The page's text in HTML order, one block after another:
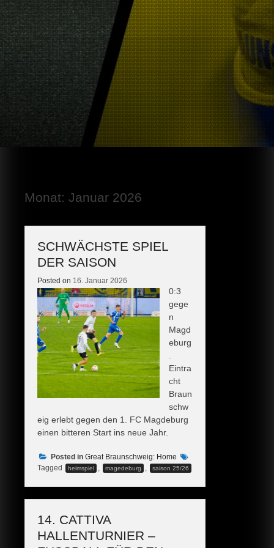
Monat: Januar 2026
SCHWÄCHSTE SPIEL
DER SAISON
Posted on 16. Januar 2026
0:3
gege
n
Magd
eburg
Eintra
cht
Braun
schw
eig erlebt gegen den 1. FC Magdeburg
einen bitteren Start ins neue Jahr.
Posted in Great Braunschweig: Home
Tagged
heimspiel , magedeburg , saison 25/26
14. CATTIVA
HALLENTURNIER –